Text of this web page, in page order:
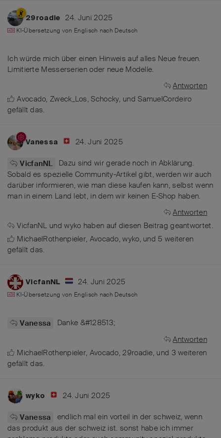
29roadie 24. Juni 2025
KI-Übersetzung von Englisch nach Deutsch
Ich würde mich über einen Hinweis auf alles Neue freuen.
Limitierte Messerserien oder neue Modelle.
Antworten
Avocado,Zweck_Los,Schocky, undSamuelCordeiro
gefällt das.
Vanessa 24. Juni 2025
VicfanNL
Dazu sind wir gerade noch in Abklärung.
Sobald es spezielle Community-Artikel gibt, werden wir auch
darüber informieren, wie man diese kaufen kann, selbst wenn
man in einem Land lebt, in dem wir keinen E-Shop haben.
Antworten
VicfanNL undwyko haben auf diesen Beitrag geantwortet.
MichaelRothenpieler, Avocado,wyko, und 5 weiteren
gefällt das.
VicfanNL 24. Juni 2025
KI-Übersetzung von Englisch nach Deutsch
Vanessa
Danke &#128513;
Antworten
MichaelRothenpieler, Avocado,29roadie, und 3 weiteren
gefällt das.
wyko 24. Juni 2025
Vanessa
endlich mal ein vorteil in der schweiz, wenn
das produkt aus der schweiz ist. sonst habe ich immer